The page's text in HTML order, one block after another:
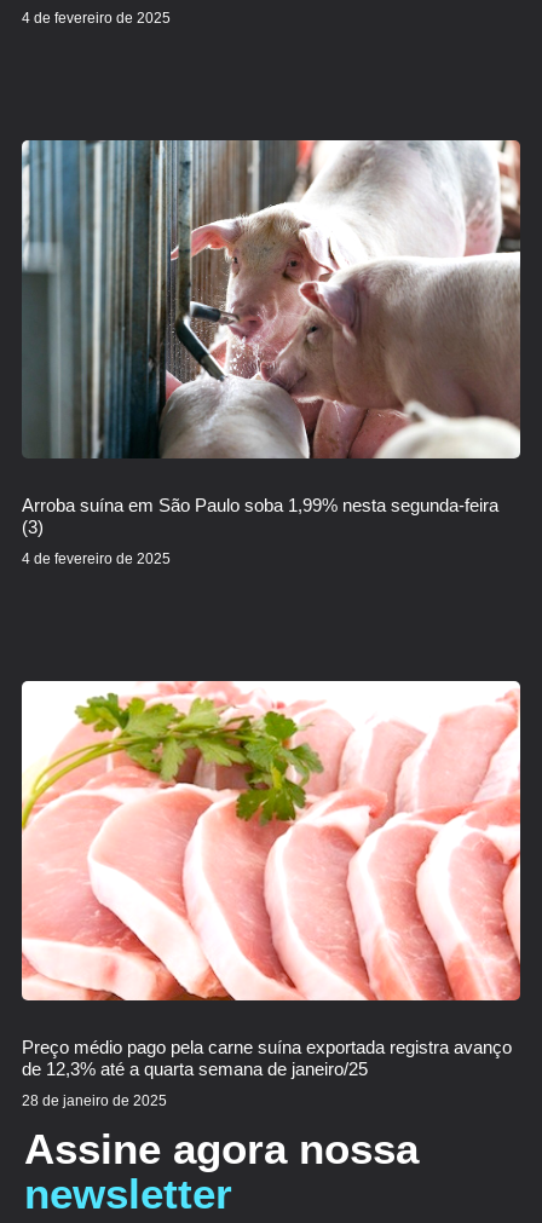
4 de fevereiro de 2025
Arroba suína em São Paulo soba 1,99% nesta segunda-feira
(3)
4 de fevereiro de 2025
Preço médio pago pela carne suína exportada registra avanço
de 12,3% até a quarta semana de janeiro/25
28 de janeiro de 2025
Assine agora nossa
newsletter